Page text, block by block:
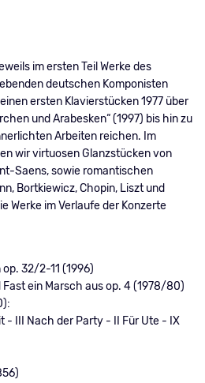
im ersten Teil Werke des
deutschen Komponisten
ersten Klavierstücken 1977 über
und Arabesken“ (1997) bis hin zu
Arbeiten reichen. Im
wir virtuosen Glanzstücken von
Saens, sowie romantischen
Bortkiewicz, Chopin, Liszt und
Werke im Verlaufe der Konzerte
32/2-11 (1996)
Fast ein Marsch aus op. 4 (1978/80)
- III Nach der Party - II Für Ute - IX